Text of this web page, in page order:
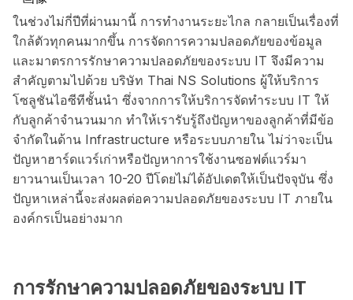
ในช่วงไม่กี่ปีที่ผ่านมานี้ การทำงานระยะไกล กลายเป็นเรื่องที่
ใกล้ตัวทุกคนมากขึ้น การจัดการความปลอดภัยของข้อมูล
และมาตรการรักษาความปลอดภัยของระบบ IT จึงมีความ
สำคัญตามไปด้วย บริษัท Thai NS Solutions ผู้ให้บริการ
โซลูชันไอซีทีชั้นนำ ซึ่งจากการให้บริการจัดทำระบบ IT ให้
กับลูกค้าจำนวนมาก ทำให้เรารับรู้ถึงปัญหาของลูกค้าที่มีข้อ
จำกัดในด้าน Infrastructure หรือระบบภายใน ไม่ว่าจะเป็น
ปัญหาฮาร์ดแวร์เก่าหรือปัญหาการใช้งานซอฟต์แวร์มา
ยาวนานเป็นเวลา 10-20 ปีโดยไม่ได้อัปเดตให้เป็นปัจจุบัน ซึ่ง
ปัญหาเหล่านี้จะส่งผลต่อความปลอดภัยของระบบ IT ภายใน
องค์กรเป็นอย่างมาก
การรักษาความปลอดภัยของระบบ IT